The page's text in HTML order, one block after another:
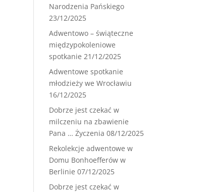
Narodzenia Pańskiego
23/12/2025
Adwentowo – świąteczne
międzypokoleniowe
spotkanie 21/12/2025
Adwentowe spotkanie
młodzieży we Wrocławiu
16/12/2025
Dobrze jest czekać w
milczeniu na zbawienie
Pana … Życzenia 08/12/2025
Rekolekcje adwentowe w
Domu Bonhoefferów w
Berlinie 07/12/2025
Dobrze jest czekać w